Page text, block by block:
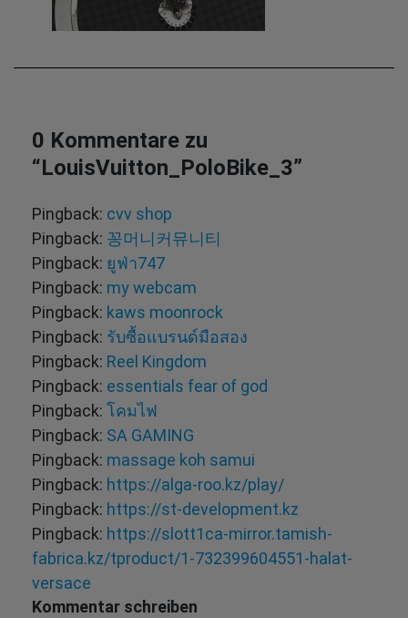
0 Kommentare zu
“LouisVuitton_PoloBike_3”
Pingback: cvv shop
Pingback: 꽁머니커뮤니티
Pingback: ยูฟ่า747
Pingback: my webcam
Pingback: kaws moonrock
Pingback: รับซื้อแบรนด์มือสอง
Pingback: Reel Kingdom
Pingback: essentials fear of god
Pingback: โคมไฟ
Pingback: SA GAMING
Pingback: massage koh samui
Pingback: https://alga-roo.kz/play/
Pingback: https://st-development.kz
Pingback: https://slott1ca-mirror.tamish-
fabrica.kz/tproduct/1-732399604551-halat-
versace
Kommentar schreiben